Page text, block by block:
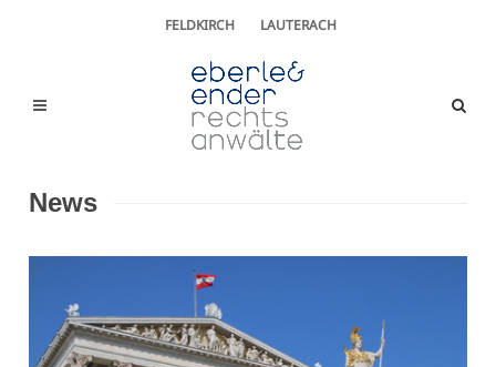
FELDKIRCH LAUTERACH
News